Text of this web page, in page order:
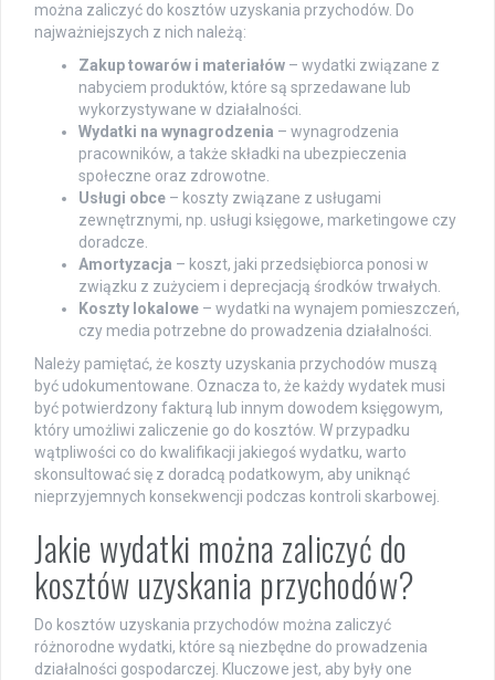
można zaliczyć do kosztów uzyskania przychodów. Do
najważniejszych z nich należą:
Zakup towarów i materiałów – wydatki związane z
nabyciem produktów, które są sprzedawane lub
wykorzystywane w działalności.
Wydatki na wynagrodzenia – wynagrodzenia
pracowników, a także składki na ubezpieczenia
społeczne oraz zdrowotne.
Usługi obce – koszty związane z usługami
zewnętrznymi, np. usługi księgowe, marketingowe czy
doradcze.
Amortyzacja – koszt, jaki przedsiębiorca ponosi w
związku z zużyciem i deprecjacją środków trwałych.
Koszty lokalowe – wydatki na wynajem pomieszczeń,
czy media potrzebne do prowadzenia działalności.
Należy pamiętać, że koszty uzyskania przychodów muszą
być udokumentowane. Oznacza to, że każdy wydatek musi
być potwierdzony fakturą lub innym dowodem księgowym,
który umożliwi zaliczenie go do kosztów. W przypadku
wątpliwości co do kwalifikacji jakiegoś wydatku, warto
skonsultować się z doradcą podatkowym, aby uniknąć
nieprzyjemnych konsekwencji podczas kontroli skarbowej.
Jakie wydatki można zaliczyć do
kosztów uzyskania przychodów?
Do kosztów uzyskania przychodów można zaliczyć
różnorodne wydatki, które są niezbędne do prowadzenia
działalności gospodarczej. Kluczowe jest, aby były one